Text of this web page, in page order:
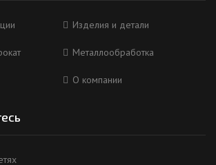
Изделия и детали
Металлообработка
О компании